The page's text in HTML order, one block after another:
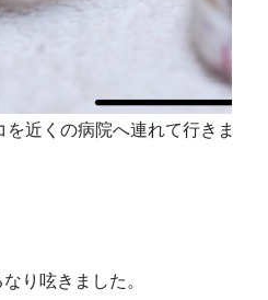
近くの病院へ連れて行きま
り呟きました。